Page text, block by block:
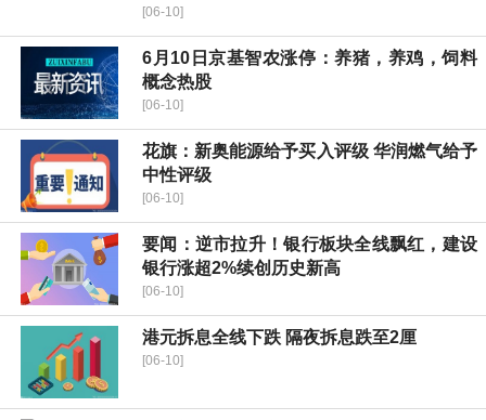
[06-10]
6月10日京基智农涨停：养猪，养鸡，饲料
概念热股
[06-10]
花旗：新奥能源给予买入评级 华润燃气给予
中性评级
[06-10]
要闻：逆市拉升！银行板块全线飘红，建设
银行涨超2%续创历史新高
[06-10]
港元拆息全线下跌 隔夜拆息跌至2厘
[06-10]